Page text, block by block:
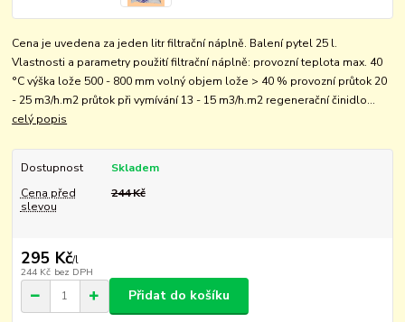
Cena je uvedena za jeden litr filtrační náplně. Balení pytel 25 l.
Vlastnosti a parametry použití filtrační náplně: provozní teplota max. 40
°C výška lože 500 - 800 mm volný objem lože > 40 % provozní průtok 20
- 25 m3/h.m2 průtok při vymívání 13 - 15 m3/h.m2 regenerační činidlo...
celý popis
Dostupnost
Skladem
Cena před
slevou
244 Kč
295 Kč/l
244 Kč bez DPH
Přidat do košíku